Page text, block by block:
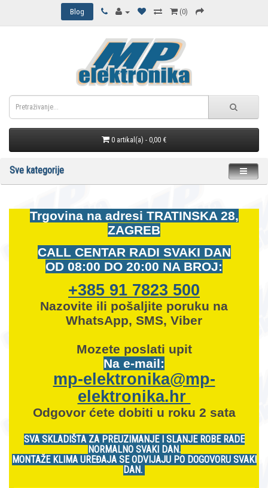
Blog (0)
0 artikal(a) - 0,00 €
Sve kategorije
Trgovina na adresi TRATINSKA 28,
ZAGREB
CALL CENTAR RADI SVAKI DAN
OD 08:00 DO 20:00 NA BROJ:
+385 91 7823 500
Nazovite ili pošaljite poruku na
WhatsApp, SMS, Viber
Mozete poslati upit
Na e-mail:
mp-elektronika@mp-
elektronika.hr
Odgovor ćete dobiti u roku 2 sata
SVA SKLADIŠTA ZA PREUZIMANJE I SLANJE ROBE RADE
NORMALNO SVAKI DAN.
MONTAŽE KLIMA UREĐAJA SE ODVIJAJU PO DOGOVORU SVAKI
DAN.